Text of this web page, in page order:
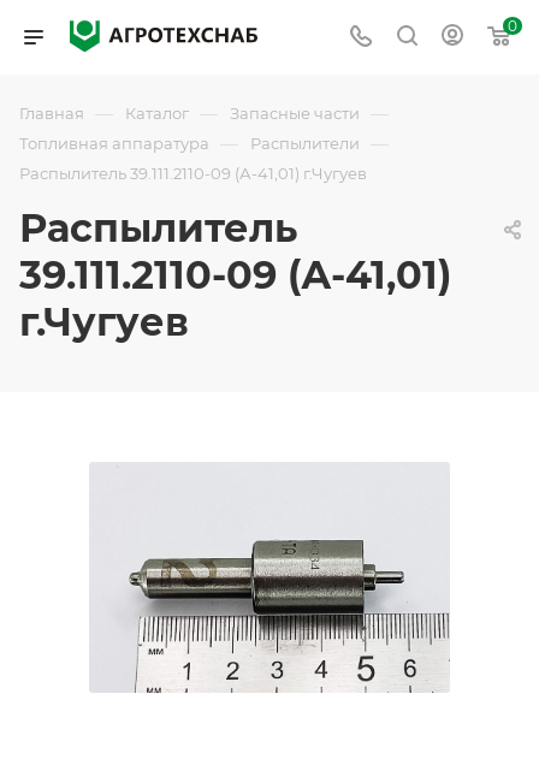
0
Главная — Каталог — Запасные части —
Топливная аппаратура — Распылители —
Распылитель 39.111.2110-09 (А-41,01) г.Чугуев
Распылитель
39.111.2110-09 (А-41,01)
г.Чугуев